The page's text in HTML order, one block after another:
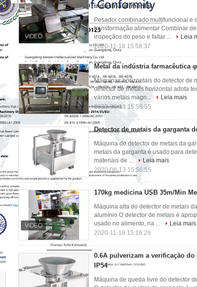
indústria alimentar
Pesador combinado multifuncional e
transformação alimentar Combinar
inspeçãos do peso e faltar ...
Leia
2020-11-18 15:58:37
Metal da indústria farmacêutica
Máquinas horizontais do detector de
detector de metais horizontal adota
vários metais magn...
Leia mais
2020-08-13 15:56:55
Detector de metais da garganta
Máquina do detector de metais da
metais da garganta é usado para
materiais de ...
Leia mais
2020-08-13 15:56:55
170kg medicina USB 35m/Min
Máquina alta do detector de metais
alumínio O detector de metais é
usado no alimento, na ...
Leia mais
2020-11-18 15:16:29
0.6A pulverizam a verificação
IP54
Máquina de queda livre do detector